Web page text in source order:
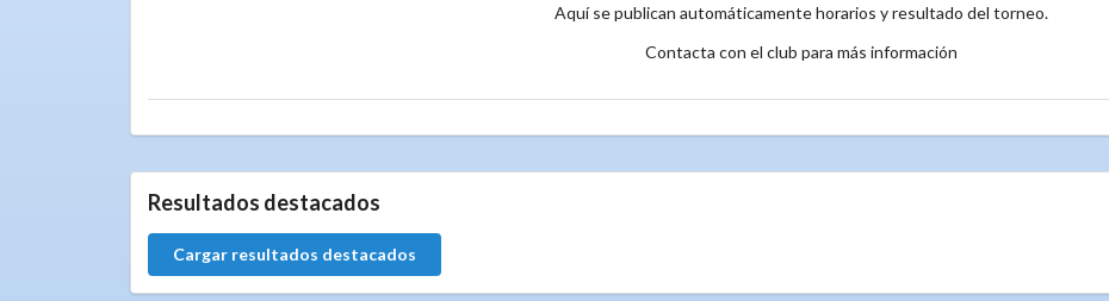
Aquí se publican automáticamente horarios y resultado del torneo.
Contacta con el club para más información
Resultados destacados
Cargar resultados destacados